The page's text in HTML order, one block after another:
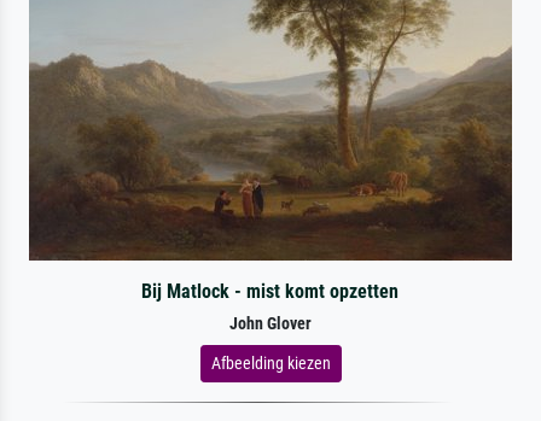
Bij Matlock - mist komt opzetten
John Glover
Afbeelding kiezen